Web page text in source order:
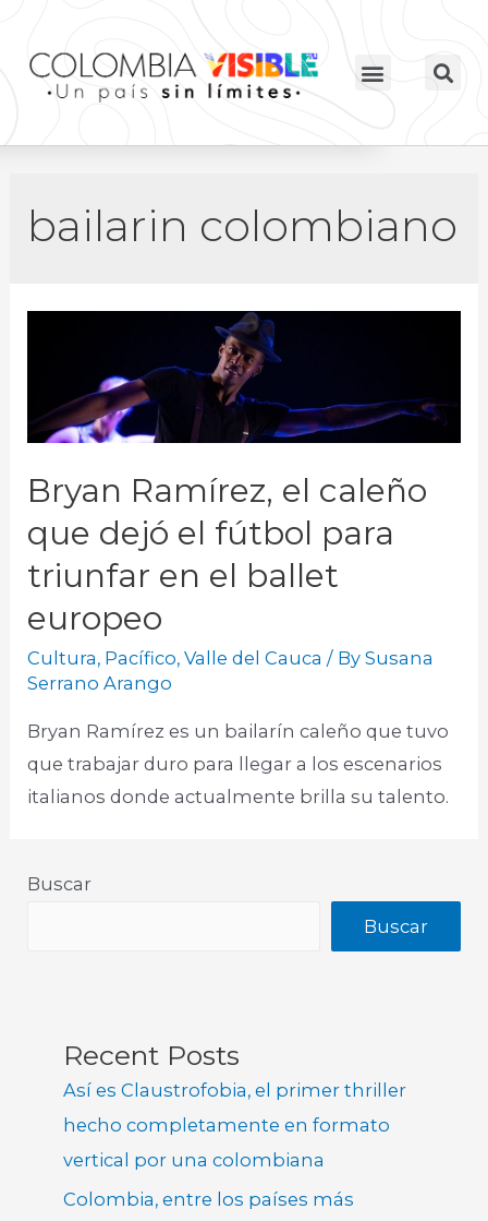
bailarin colombiano
Bryan Ramírez, el caleño
que dejó el fútbol para
triunfar en el ballet
europeo
Cultura, Pacífico,Valle del Cauca / BySusana
Serrano Arango
Bryan Ramírez es un bailarín caleño que tuvo
que trabajar duro para llegar a los escenarios
italianos donde actualmente brilla su talento.​
Buscar
Buscar
Recent Posts
Así es Claustrofobia, el primer thriller
hecho completamente en formato
vertical por una colombiana
Colombia, entre los países más